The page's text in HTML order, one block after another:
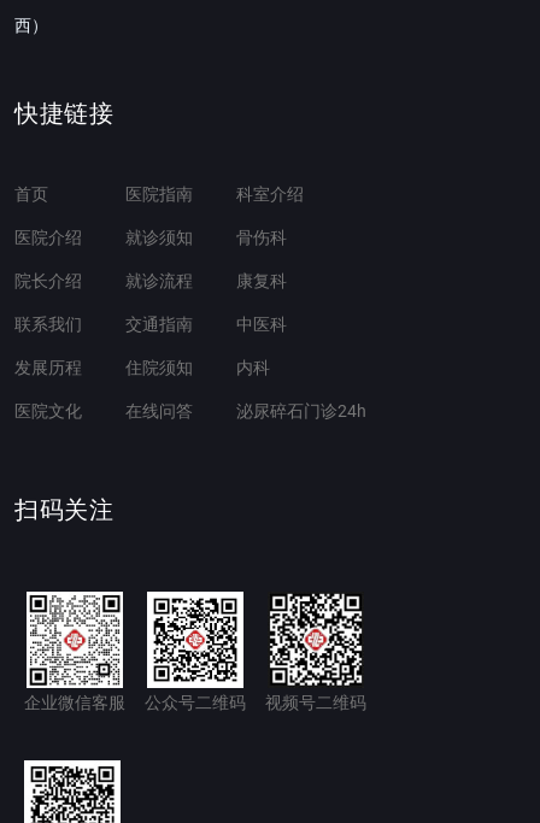
西）
快捷链接
首页
医院介绍
院长介绍
联系我们
发展历程
医院文化
医院指南
就诊须知
就诊流程
交通指南
住院须知
在线问答
科室介绍
骨伤科
康复科
中医科
内科
泌尿碎石门诊24h
扫码关注
企业微信客服 公众号二维码 视频号二维码